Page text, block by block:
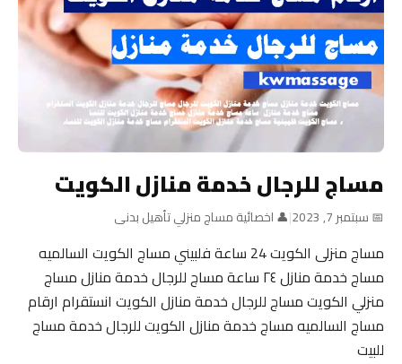
مساج للرجال خدمة منازل الكويت
📅 سبتمبر 7, 2023 |👤 اخصائية مساج منزلي تأهيل بدنى
مساج منزلى الكويت 24 ساعة فلبيني مساج الكويت السالميه
مساج خدمة منازل ٢٤ ساعة مساج للرجال خدمة منازل مساج
منزلي الكويت مساج للرجال خدمة منازل الكويت انستقرام ارقام
مساج السالميه مساج خدمة منازل الكويت للرجال خدمة مساج
للبيت